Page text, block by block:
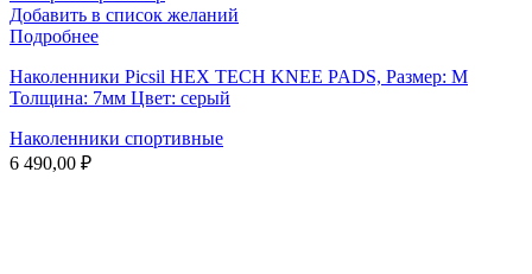
Добавить в список желаний
Подробнее
Наколенники Picsil HEX TECH KNEE PADS, Размер: М
Толщина: 7мм Цвет: серый
Наколенники спортивные
6 490,00 ₽